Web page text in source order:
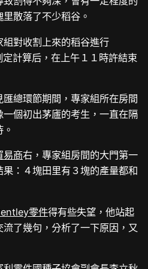
散落了不少稻谷。
組對收割上來的稻谷進行
計算后，在上午１１時許結束
總環節期間，專家組所在房間
個初出茅廬的考生，一直在隔
易商右，專家組房間的大門第一
：４塊田里有３塊的產量都和
零件得有些失望，他站起
了幾句，分析了一下原因，又